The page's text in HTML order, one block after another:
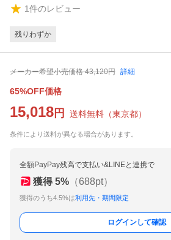
1件のレビュー
残りわずか
メーカー希望小売価格 43,120円 詳細
65%OFF価格
15,018 円 送料無料 （東京都）
条件により送料が異なる場合があります。
全額PayPay残高で支払い&LINEと連携で
獲得 5% （688pt）
獲得のうち4.5%は利用先・期間限定
ログインして確認